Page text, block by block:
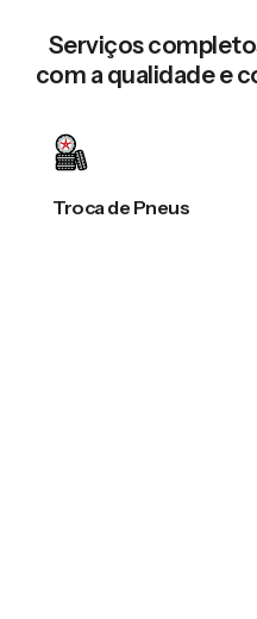
Serviços
com a qualidade e
Troca de Pneus